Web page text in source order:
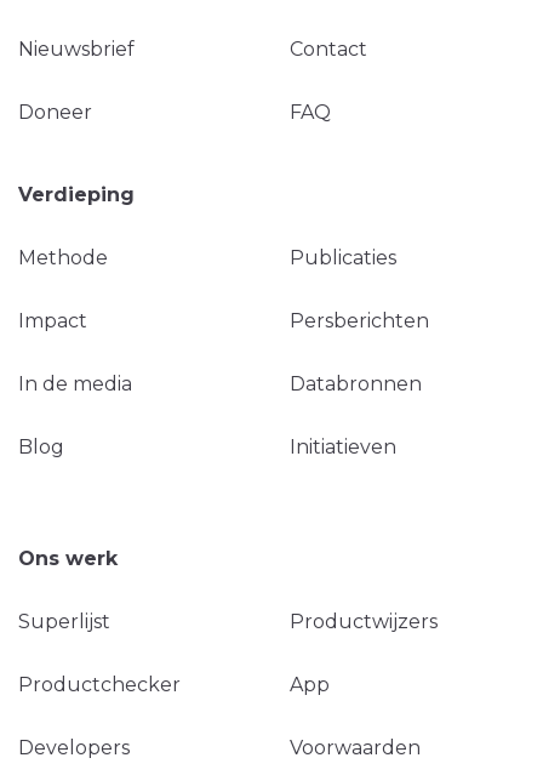
Nieuwsbrief Contact
Doneer FAQ
Verdieping
Methode Publicaties
Impact Persberichten
In de media Databronnen
Blog Initiatieven
Ons werk
Superlijst Productwijzers
Productchecker App
Developers Voorwaarden